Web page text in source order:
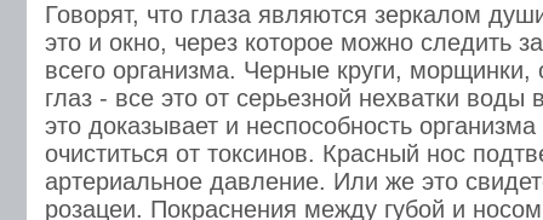
Говорят, что глаза являются зеркалом
это и окно, через которое можно следить
всего организма. Черные круги, морщинки,
глаз - все это от серьезной нехватки воды
это доказывает и неспособность
очиститься от токсинов. Красный нос
артериальное давление. Или же это
розацеи. Покраснения между губой и